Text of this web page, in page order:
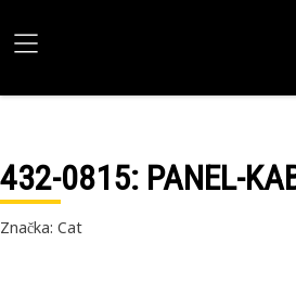
432-0815: PANEL-
Značka: Cat